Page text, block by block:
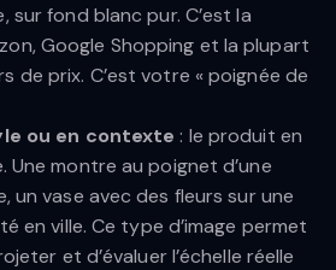
sur fond blanc pur. C’est la
Google Shopping et la plupart
de prix. C’est votre « poignée de
ou en contexte : le produit en
Une montre au poignet d’une
un vase avec des fleurs sur une
en ville. Ce type d’image permet
et d’évaluer l’échelle réelle